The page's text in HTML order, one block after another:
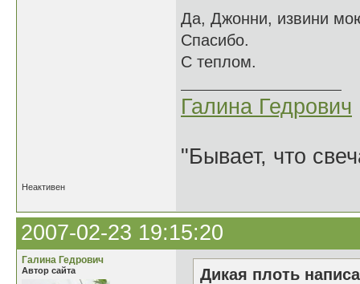
Да, Джонни, извини
Спасибо.
С теплом.
Галина Гедрович
"Бывает, что
Неактивен
2007-02-23 19:15:20
Галина Гедрович
Автор сайта
Дикая плоть